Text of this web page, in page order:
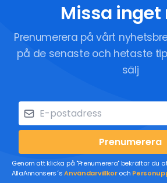
Missa
Prenumerera på vårt
på de senaste och hetaste
sälj
Prenumerera
Genom att klicka på "Prenumerera" bekräftar du
AllaAnnonsers´sAnvändarvillkoroch